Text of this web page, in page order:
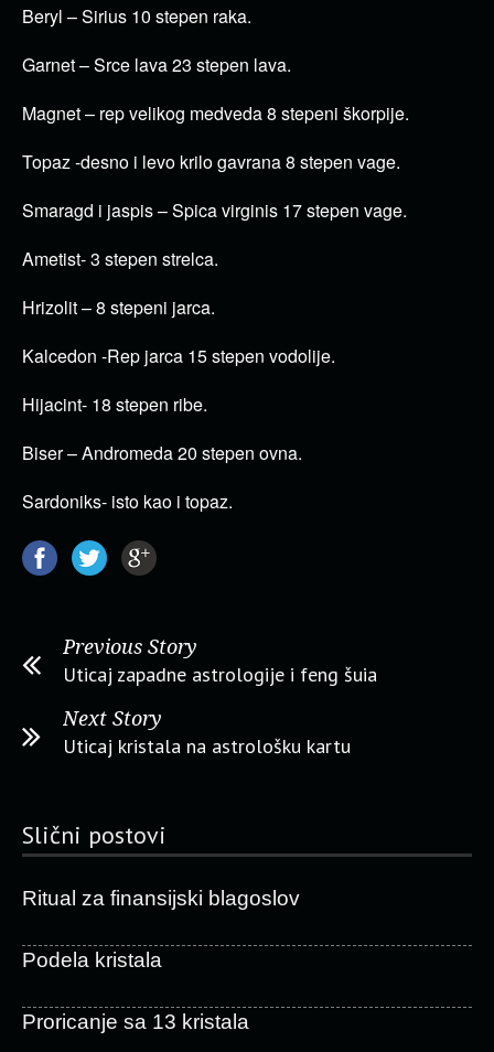
Beryl – Sirius 10 stepen raka.
Garnet – Srce lava 23 stepen lava.
Magnet – rep velikog medveda 8 stepeni škorpije.
Topaz -desno i levo krilo gavrana 8 stepen vage.
Smaragd i jaspis – Spica virginis 17 stepen vage.
Ametist- 3 stepen strelca.
Hrizolit – 8 stepeni jarca.
Kalcedon -Rep jarca 15 stepen vodolije.
Hijacint- 18 stepen ribe.
Biser – Andromeda 20 stepen ovna.
Sardoniks- isto kao i topaz.
Previous Story
Uticaj zapadne astrologije i feng šuia
Next Story
Uticaj kristala na astrološku kartu
Slični postovi
Ritual za finansijski blagoslov
Podela kristala
Proricanje sa 13 kristala